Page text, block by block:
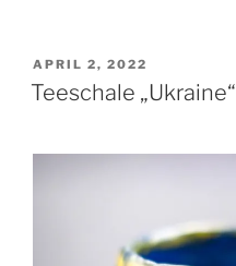
VERÖFFENTLICHT
AM
APRIL 2, 2022
Teeschale „Ukraine“